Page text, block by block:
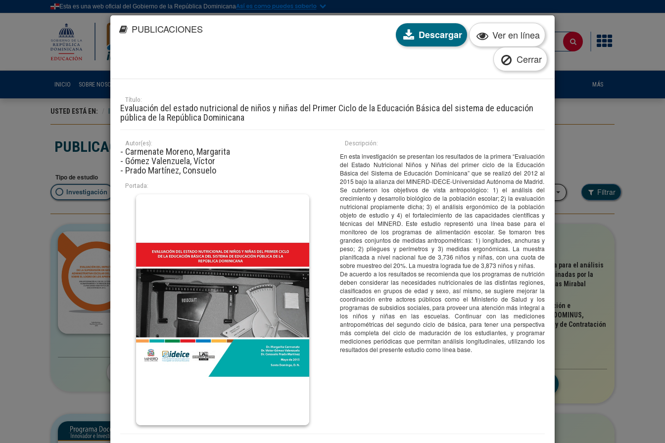
PUBLICACIONES Descargar
Ver en línea
Cerrar
Título:
Evaluación del estado nutricional de niños y niñas del Primer Ciclo de la Educación Básica del sistema de educación
pública de la República Dominicana
Autor(es):
- Carmenate Moreno, Margarita
- Gómez Valenzuela, Víctor
- Prado Martínez, Consuelo
Portada:
Descripción:
En esta investigación se presentan los resultados de la primera “Evaluación
del Estado Nutricional Niños y Niñas del primer ciclo de la Educación
Básica del Sistema de Educación Dominicana” que se realizó del 2012 al
2015 bajo la alianza del MINERD-IDECE-Universidad Autónoma de Madrid.
Se cubrieron los objetivos de vista antropológico: 1) el análisis del
crecimiento y desarrollo biológico de la población escolar; 2) la evaluación
nutricional propiamente dicha; 3) el análisis ergonómico de la población
objeto de estudio y 4) el fortalecimiento de las capacidades científicas y
técnicas del MINERD. Este estudio representó una línea base para el
monitoreo de los programas de alimentación escolar. Se tomaron tres
grandes conjuntos de medidas antropométricas: 1) longitudes, anchuras y
peso; 2) pliegues y perímetros y 3) medidas ergonómicas. La muestra
planificada a nivel nacional fue de 3,736 niños y niñas, con una cuota de
sobre muestreo del 20%. La muestra lograda fue de 3,873 niños y niñas.
De acuerdo a los resultados se recomienda que los programas de nutrición
deben considerar las necesidades nutricionales de las distintas regiones,
clasificados en grupos de edad y sexo, así mismo, se sugiere mejorar la
coordinación entre actores públicos como el Ministerio de Salud y los
programas de subsidios sociales, para proveer una atención más integral a
los niños y niñas en las escuelas. Continuar con las mediciones
antropométricas del segundo ciclo de básica, para tener una perspectiva
más completa del ciclo de maduración de los estudiantes, y programar
mediciones periódicas que permitan análisis longitudinales, utilizando los
resultados del presente estudio como línea base.
Esta es una web oficial del Gobierno de la República Dominicana
INICIO SOBRE NOSOTROS MÁS
USTED ESTÁ EN: INICIO DOCUMENTACIÓN PUBLICACIONES
PUBLICACIONES
Tipo de estudio
Investigación
Filtrar por descriptor(es)
Seleccione una opción
Filtrar por colección
Seleccione una opción Filtrar
IDEICE
Título
Evaluación del impacto de la supervisión en gestión
administrativa escolar del MINERD sobre el logro de los
aprendizajes
Autor(es)
Morales Romero, Daniel
Versión digital
Edición completa Evaluación
Colección
IDEICE
Título
Construcción de indicadores de medida para el análisis
de las intervenciones educativas coordinadas por la
Oficina Técnica de la Provincia Hermanas Mirabal
Autor(es)
IDEICE, Instituto Dominicano de Evaluación e
Investigación de la Calidad Educativa; DOMINUS,
Servicios Integrales de Intermediación y de Contratación
Versión digital
Edición completa Investigación
Colección